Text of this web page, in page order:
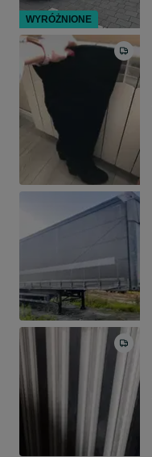
WYRÓŻNIONE